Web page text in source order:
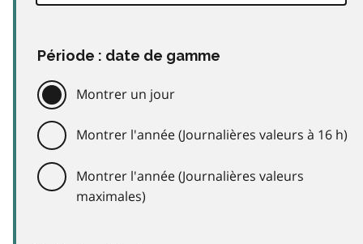
Période : date de gamme
Montrer un jour
Montrer l'année (Journalières valeurs à 16 h)
Montrer l'année (Journalières valeurs
maximales)